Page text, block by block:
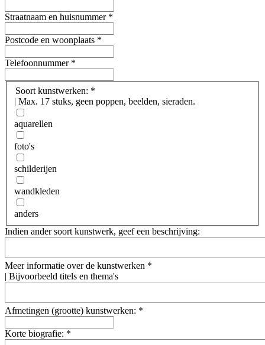
Straatnaam en huisnummer*
Postcode en woonplaats *
Telefoonnummer*
Soort kunstwerken: *
| Max. 17 stuks, geen poppen, beelden, sieraden.
aquarellen
foto's
schilderijen
wandkleden
anders
Indien ander soort kunstwerk, geef een beschrijving:
Meer informatie over de kunstwerken *
| Bijvoorbeeld titels en thema's
Afmetingen (grootte) kunstwerken: *
Korte biografie: *